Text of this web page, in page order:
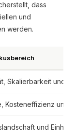
dass
und
werden.
Skalierbarkeit und
Kosteneffizienz und
und